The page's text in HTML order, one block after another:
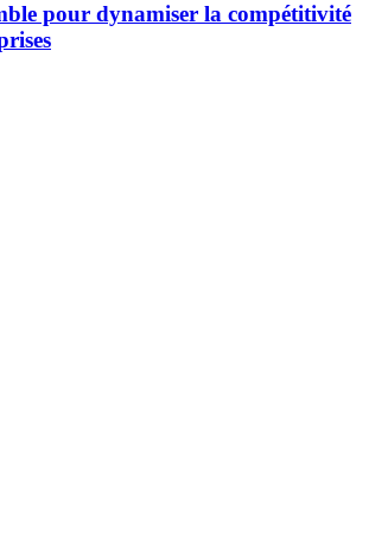
pour dynamiser la compétitivité